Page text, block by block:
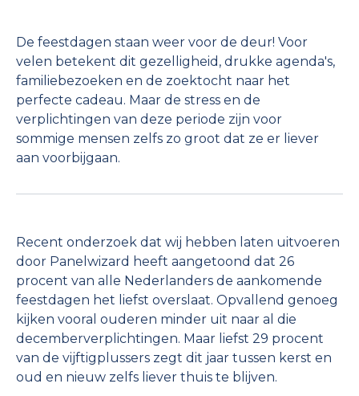
De feestdagen staan weer voor de deur! Voor
velen betekent dit gezelligheid, drukke agenda's,
familiebezoeken en de zoektocht naar het
perfecte cadeau. Maar de stress en de
verplichtingen van deze periode zijn voor
sommige mensen zelfs zo groot dat ze er liever
aan voorbijgaan.
Recent onderzoek dat wij hebben laten uitvoeren
door Panelwizard heeft aangetoond dat 26
procent van alle Nederlanders de aankomende
feestdagen het liefst overslaat. Opvallend genoeg
kijken vooral ouderen minder uit naar al die
decemberverplichtingen. Maar liefst 29 procent
van de vijftigplussers zegt dit jaar tussen kerst en
oud en nieuw zelfs liever thuis te blijven.